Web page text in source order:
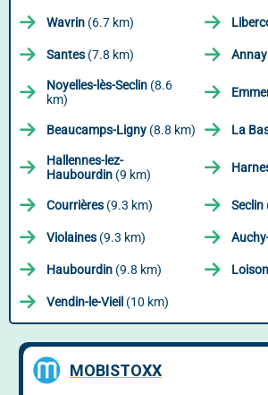
Wavrin (6.7 km)
Santes (7.8 km) Annay
Noyelles-lès-Seclin (8.6
km)
Beaucamps-Ligny (8.8 km) La
Hallennes-lez-
Haubourdin (9 km)
Courrières (9.3 km) Seclin
Violaines (9.3 km)
Haubourdin (9.8 km)
Vendin-le-Vieil (10 km)